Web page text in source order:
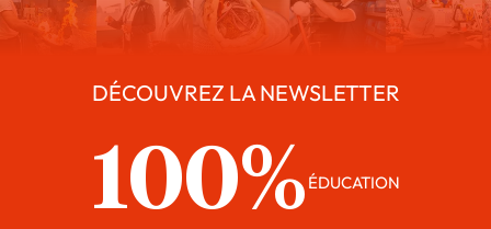
DÉCOUVREZ LA NEWSLETTER
100% ÉDUCATION